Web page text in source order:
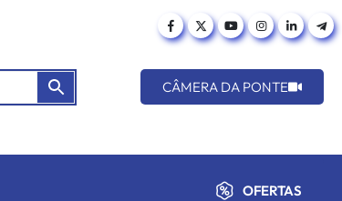
CÂMERA DA PONTE
OFERTAS